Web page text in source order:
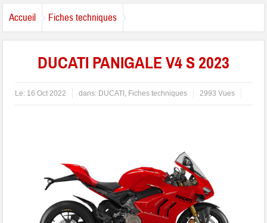
Accueil Fiches techniques
DUCATI PANIGALE V4 S 2023
Le: 16 Oct 2022 dans: DUCATI , Fiches techniques 2993 Vues